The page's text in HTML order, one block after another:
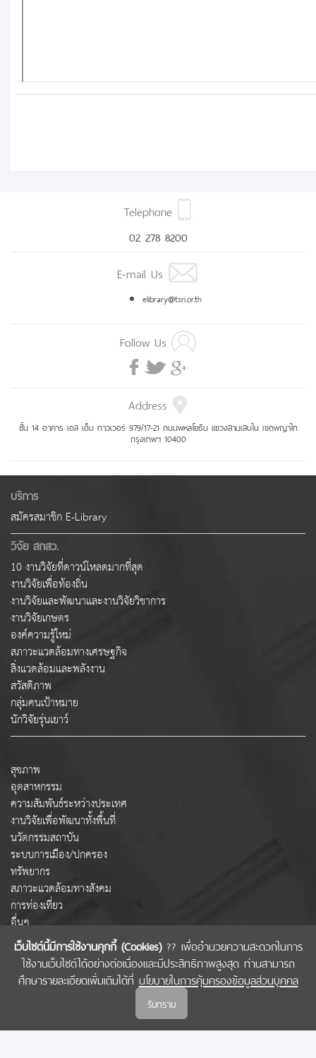
เว็บไซต์นี้มีการใช้งานคุกกี้ (Cookies)?? เพื่ออำนวยความสะดวกในการ
ใช้งานเว็บไซต์ได้อย่างต่อเนื่องและมีประสิทธิภาพสูงสุด ท่านสามารถ
ศึกษารายละเอียดเพิ่มเติมได้ที่ นโยบายในการคุ้มครองข้อมูลส่วนบุคคล
รับทราบ
Telephone
02 278 8200
E-mail Us
elibrary@tsri.or.th
Follow Us
Address
ชั้น 14 อาคาร เอส เอ็ม ทาวเวอร์ 979/17-21 ถนนพหลโยธิน แขวงสามเสนใน เขตพญาไท
กรุงเทพฯ 10400
บริการ
สมัครสมาชิก E-Library
วิจัย สกสว.
10 งานวิจัยที่ดาวน์โหลดมากที่สุด
งานวิจัยเพื่อท้องถิ่น
งานวิจัยและพัฒนาและงานวิจัยวิชาการ
งานวิจัยเกษตร
องค์ความรู้ใหม่
สภาวะแวดล้อมทางเศรษฐกิจ
สิ่งแวดล้อมและพลังงาน
สวัสดิภาพ
กลุ่มคนเป้าหมาย
นักวิจัยรุ่นเยาว์
สุขภาพ
อุตสาหกรรม
ความสัมพันธ์ระหว่างประเทศ
งานวิจัยเพื่อพัฒนาทั้งพื้นที่
นวัตกรรมสถาบัน
ระบบการเมือง/ปกครอง
ทรัพยากร
สภาวะแวดล้อมทางสังคม
การท่องเที่ยว
อื่นๆ
COPYRIGHT © 2022 สำนักงานคณะกรรมการส่งเสริมวิทยาศาสตร์ วิจัยและนวัตกรรม
(สกสว.)
นโยบายในการคุ้มครองข้อมูลส่วนบุคคล